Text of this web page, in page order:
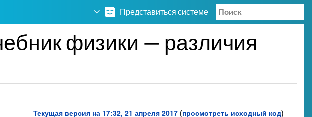
Представиться системе
физики — различия
Текущая версия на 17:32, 21 апреля 2017 (просмотреть исходный код)